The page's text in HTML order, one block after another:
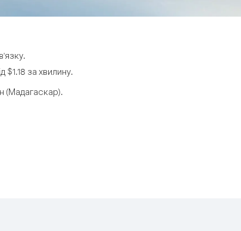
за хвилину.
(Мадагаскар).